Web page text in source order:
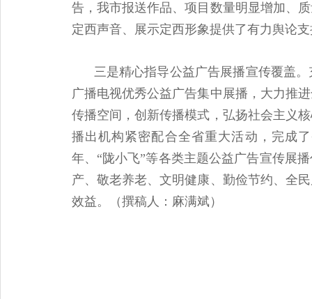
告，我市报送作品、项目数量明显增加、
定西声音、展示定西形象提供了有力舆论
三是精心指导公益广告展播宣传覆盖
广播电视优秀公益广告集中展播，大力推
传播空间，创新传播模式，弘扬社会主义
播出机构紧密配合全省重大活动，完成
年、“陇小飞”等各类主题公益广告宣传展
产、敬老养老、文明健康、勤俭节约、全
效益。（撰稿人：麻满斌）